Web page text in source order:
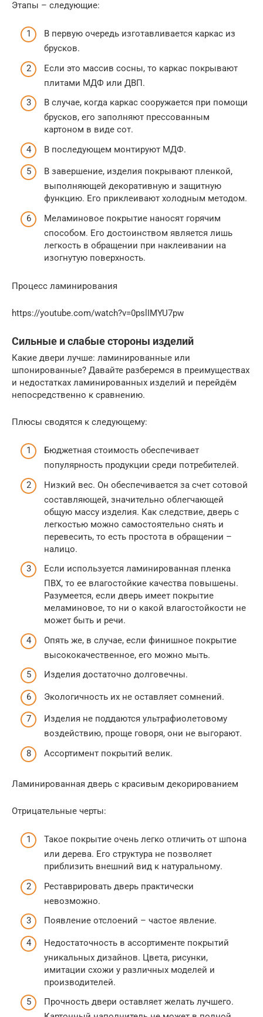
Этапы – следующие:
В первую очередь изготавливается каркас из
брусков.
Если это массив сосны, то каркас покрывают
плитами МДФ или ДВП.
В случае, когда каркас сооружается при помощи
брусков, его заполняют прессованным
картоном в виде сот.
В последующем монтируют МДФ.
В завершение, изделия покрывают пленкой,
выполняющей декоративную и защитную
функцию. Его приклеивают холодным методом.
Меламиновое покрытие наносят горячим
способом. Его достоинством является лишь
легкость в обращении при наклеивании на
изогнутую поверхность.
Процесс ламинирования
https://youtube.com/watch?v=0pslIMYU7pw
Сильные и слабые стороны изделий
Какие двери лучше: ламинированные или
шпонированные? Давайте разберемся в преимуществах
и недостатках ламинированных изделий и перейдём
непосредственно к сравнению.
Плюсы сводятся к следующему:
Бюджетная стоимость обеспечивает
популярность продукции среди потребителей.
Низкий вес. Он обеспечивается за счет сотовой
составляющей, значительно облегчающей
общую массу изделия. Как следствие, дверь с
легкостью можно самостоятельно снять и
перевесить, то есть простота в обращении –
налицо.
Если используется ламинированная пленка
ПВХ, то ее влагостойкие качества повышены.
Разумеется, если дверь имеет покрытие
меламиновое, то ни о какой влагостойкости не
может быть и речи.
Опять же, в случае, если финишное покрытие
высококачественное, его можно мыть.
Изделия достаточно долговечны.
Экологичность их не оставляет сомнений.
Изделия не поддаются ультрафиолетовому
воздействию, проще говоря, они не выгорают.
Ассортимент покрытий велик.
Ламинированная дверь с красивым декорированием
Отрицательные черты:
Такое покрытие очень легко отличить от шпона
или дерева. Его структура не позволяет
приблизить внешний вид к натуральному.
Реставрировать дверь практически
невозможно.
Появление отслоений – частое явление.
Недостаточность в ассортименте покрытий
уникальных дизайнов. Цвета, рисунки,
имитации схожи у различных моделей и
производителей.
Прочность двери оставляет желать лучшего.